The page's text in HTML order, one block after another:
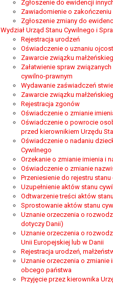
Zgłoszenie do ewidencji
Zawiadomienie o
Zgłoszenie zmiany do
Wydział Urząd Stanu Cywilnego i
Rejestracja urodzeń
Oświadczenie o uznaniu
Zawarcie związku
Załatwienie spraw
cywilno-prawnym
Wydawanie zaświadczeń
Zawarcie związku
Rejestracja zgonów
Oświadczenie o zmianie
Oświadczenie o powrocie
przed kierownikiem Urzędu
Oświadczenie o nadaniu
Cywilnego
Orzekanie o zmianie imienia i
Oświadczenie o zmianie
Przeniesienie do rejestru
Uzupełnienie aktów stanu
Odtwarzenie treści aktów
Sprostowanie aktów stanu
Uznanie orzeczenia o
dotyczy Danii)
Uznanie orzeczenia o
Unii Europejskiej lub w Danii
Rejestracja urodzeń,
Uznanie orzeczenia o
obcego państwa
Przyjęcie przez kierownika